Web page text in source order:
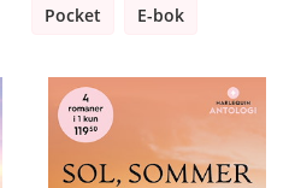
Pocket E-bok